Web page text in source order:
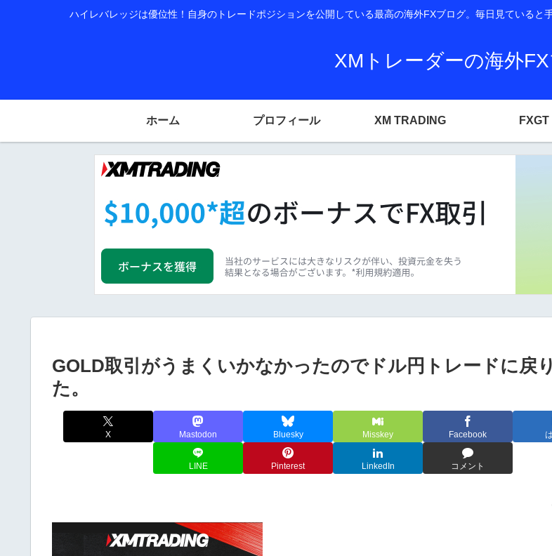
ハイレバレッジは優位性！自身のトレードポジションを公開している最高の海外FXブログ。毎日見ていると
XMトレーダーの海外
ホーム プロフィール XM TRADING FXGT
GOLD取引がうまくいかなかったのでドル円トレードに戻
た。
X Mastodon Bluesky Misskey Facebook
LINE Pinterest LinkedIn コメント